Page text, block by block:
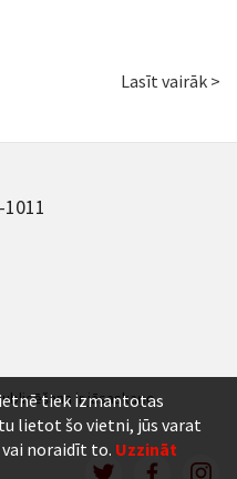
Lasīt vairāk >
ir jāsaskaņo.
tiek izmantotas
lietot šo vietni, jūs varat
noraidīt to. Uzzināt